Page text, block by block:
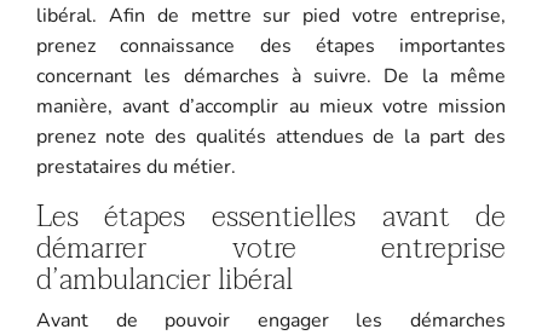
libéral. Afin de mettre sur pied votre entreprise,
prenez connaissance des étapes importantes
concernant les démarches à suivre. De la même
manière, avant d’accomplir au mieux votre mission
prenez note des qualités attendues de la part des
prestataires du métier.
Les étapes essentielles avant de
démarrer votre entreprise
d’ambulancier libéral
Avant de pouvoir engager les démarches